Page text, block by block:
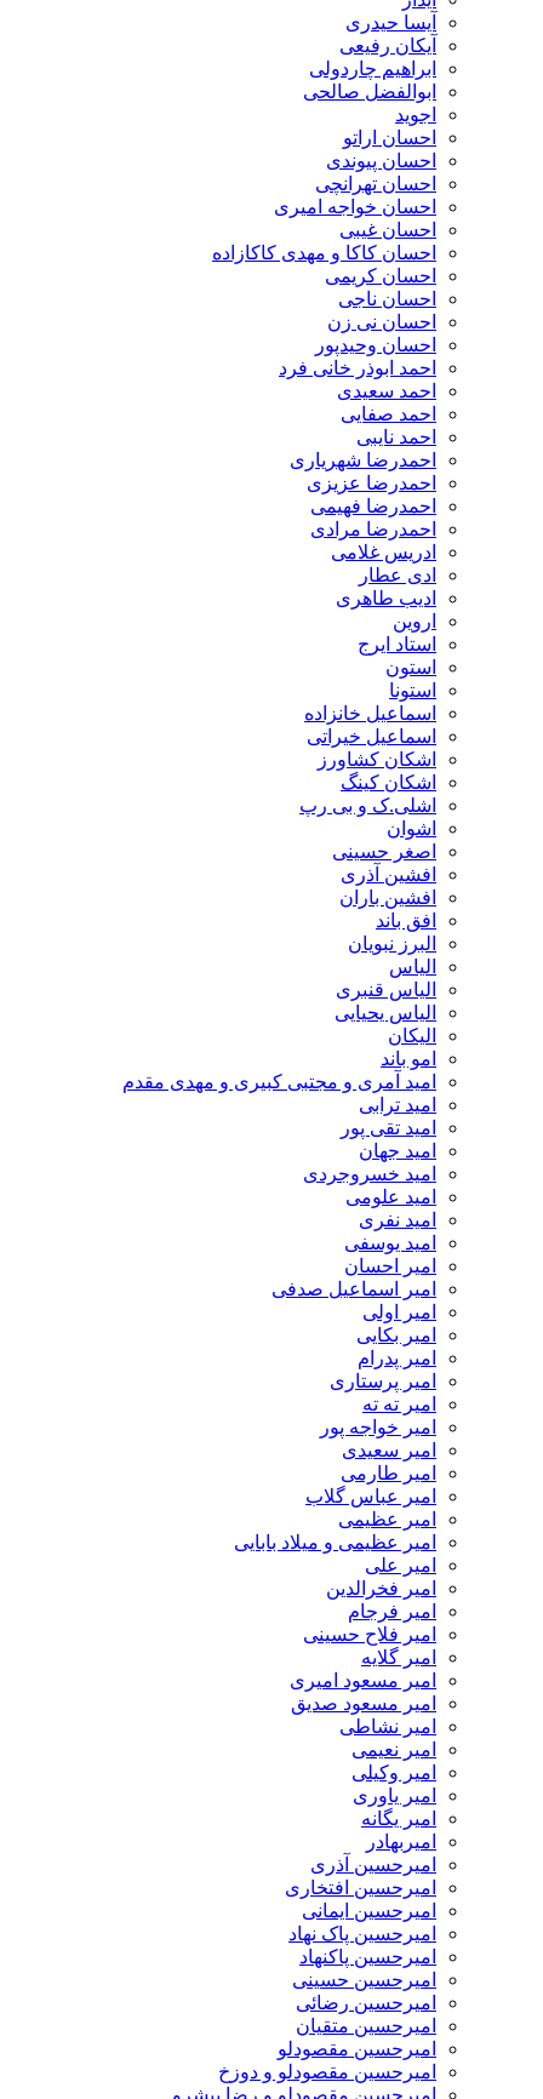
آیسا حیدری
آیکان رفیعی
ابراهیم چاردولی
ابوالفضل صالحی
اجوید
احسان اراتو
احسان پیوندی
احسان تهرانچی
احسان خواجه امیری
احسان غیبی
احسان کاکا و مهدی کاکازاده
احسان کریمی
احسان ناجی
احسان نی زن
احسان وحیدپور
احمد ابوذر خانی فرد
احمد سعیدی
احمد صفایی
احمد نایبی
احمدرضا شهریاری
احمدرضا عزیزی
احمدرضا فهیمی
احمدرضا مرادی
ادریس غلامی
ادی عطار
ادیب طاهری
اروین
استاد ایرج
استون
استونا
اسماعیل خانزاده
اسماعیل خیراتی
اشکان کشاورز
اشکان کینگ
اشلی.ک و بی رپ
اشوان
اصغر حسینی
افشین آذری
افشین باران
افق باند
البرز نبویان
الیاس
الیاس قنبرى
الیاس یحیایی
الیکان
امو باند
امید آمری و مجتبی کبیری و مهدى مقدم
امید ترابی
امید تقی پور
امید جهان
امید خسروجردی
امید علومی
امید نفری
امید یوسفی
امیر احسان
امیر اسماعیل صدفی
امیر اولی
امیر بکایی
امیر پدرام
امیر پرستاری
امیر ته ته
امیر خواجه پور
امیر سعیدی
امیر طارمی
امیر عباس گلاب
امیر عظیمی
امیر عظیمی و میلاد بابایی
امیر علی
امیر فخرالدین
امیر فرجام
امیر فلاح حسینی
امیر گلایه
امیر مسعود امیری
امیر مسعود صدیق
امیر نشاطی
امیر نعیمی
امیر وکیلی
امیر یاوری
امیر یگانه
امیربهادر
امیرحسین آذری
امیرحسین افتخاری
امیرحسین ایمانی
امیرحسین پاک نهاد
امیرحسین پاکنهاد
امیرحسین حسینی
امیرحسین رضائی
امیرحسین متقیان
امیرحسین مقصودلو
امیرحسین مقصودلو و دوزخ